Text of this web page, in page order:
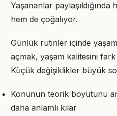
Yaşananlar paylaşıldığında
hem de çoğalıyor.
Günlük rutinler içinde
açmak, yaşam kalitesini
Küçük değişiklikler büyük
Konunun teorik boyutunu
daha anlamlı kılar